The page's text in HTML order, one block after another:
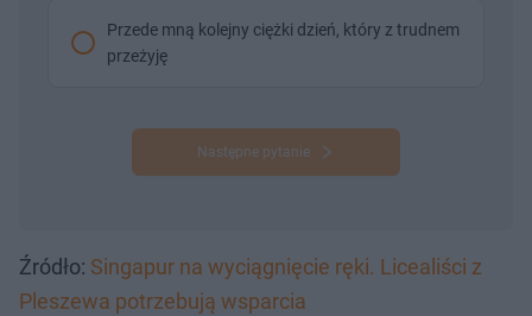
Przede mną kolejny ciężki dzień, który z trudnem
przeżyję
Następne pytanie
Źródło: Singapur na wyciągnięcie ręki. Licealiści z
Pleszewa potrzebują wsparcia